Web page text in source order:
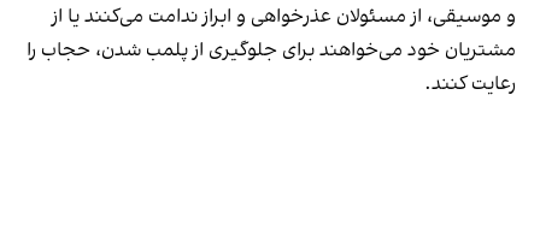
و موسیقی، از مسئولان عذرخواهی و ابراز ندامت می‌کنند یا از
مشتریان خود می‌خواهند برای جلوگیری از پلمب شدن، حجاب را
رعایت کنند.